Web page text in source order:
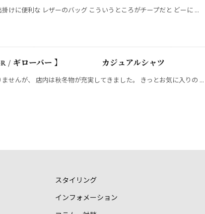
けに便利な レザーのバッグ こういうところがチープだと どーに ...
/ ギローバー 】 カジュアルシャツ
せんが、 店内は秋冬物が充実してきました。 きっとお気に入りの ...
スタイリング
インフォメーション